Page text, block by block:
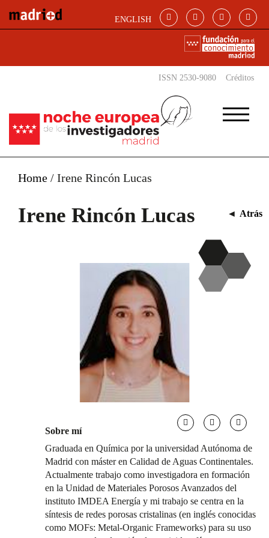
ENGLISH
ISSN 2530-9080 Créditos
Home / Irene Rincón Lucas
Irene Rincón Lucas ◄ Atrás
Sobre mí
Graduada en Química por la universidad Autónoma de
Madrid con máster en Calidad de Aguas Continentales.
Actualmente trabajo como investigadora en formación
en la Unidad de Materiales Porosos Avanzados del
instituto IMDEA Energía y mi trabajo se centra en la
síntesis de redes porosas cristalinas (en inglés conocidas
como MOFs: Metal-Organic Frameworks) para su uso